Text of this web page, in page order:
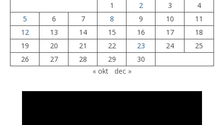
1
2 3
4
5
6 7 8 9 10
11
12
13 14 15 16 17
18
19
20 21 22 23 24
25
26
27 28 29
30
« okt
dec »